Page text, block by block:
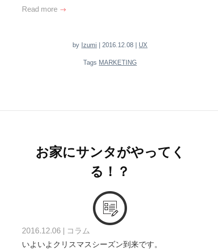
Read more
by Izumi | 2016.12.08 | UX
Tags MARKETING
お家にサンタがやってく
る！？
2016.12.06
コラム
いよいよクリスマスシーズン到来です。